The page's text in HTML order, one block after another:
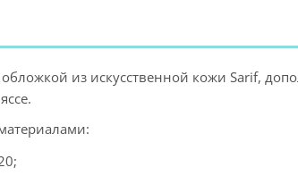
из искусственной кожи Sarif,